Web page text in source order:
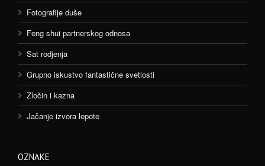
Fotografije duše
Feng shui partnerskog odnosa
Sat rodjenja
Grupno iskustvo fantastične svetlosti
Zločin i kazna
Jačanje izvora lepote
OZNAKE